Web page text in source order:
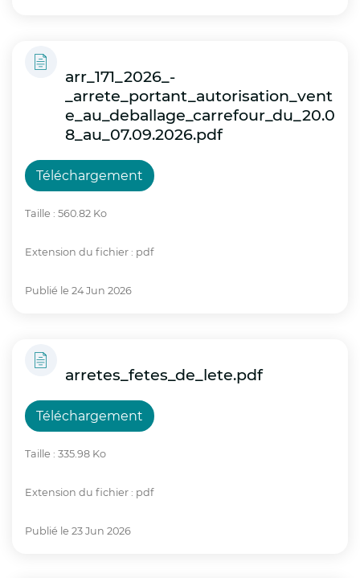
des fortes chaleurs :
Boire régulièrement de l’eau, sans attendre
d’avoir soif ;
Se rafraîchir et se mouiller le corps plusieurs
fois par jour ;
Éviter de sortir aux heures les plus chaudes ;
Ne pas pratiquer d’activités physiques,
arr_171_2026_-
_arrete_portant_autorisation_vent
e_au_deballage_carrefour_du_20.0
8_au_07.09.2026.pdf
Téléchargement
Taille : 560.82 Ko
Extension du fichier : pdf
Publié le 24 Jun 2026
arretes_fetes_de_lete.pdf
Téléchargement
Taille : 335.98 Ko
Extension du fichier : pdf
Publié le 23 Jun 2026